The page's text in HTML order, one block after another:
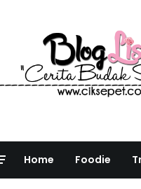
Home Foodie